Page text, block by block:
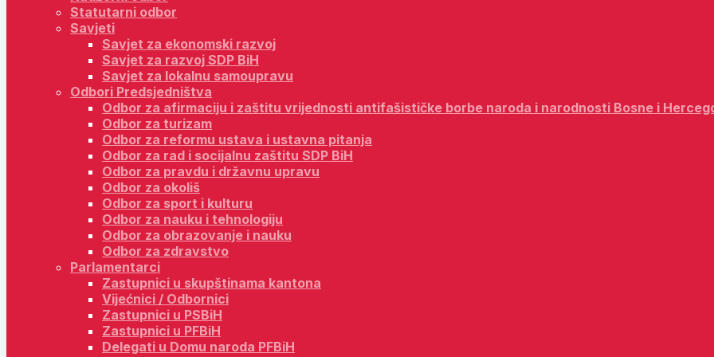
Statutarni odbor
Savjeti
Savjet za ekonomski razvoj
Savjet za razvoj SDP BiH
Savjet za lokalnu samoupravu
Odbori Predsjedništva
Odbor za afirmaciju i zaštitu vrijednosti antifašističke borbe naroda i narodnosti Bosne i
Odbor za turizam
Odbor za reformu ustava i ustavna pitanja
Odbor za rad i socijalnu zaštitu SDP BiH
Odbor za pravdu i državnu upravu
Odbor za okoliš
Odbor za sport i kulturu
Odbor za nauku i tehnologiju
Odbor za obrazovanje i nauku
Odbor za zdravstvo
Parlamentarci
Zastupnici u skupštinama kantona
Vijećnici / Odbornici
Zastupnici u PSBiH
Zastupnici u PFBiH
Delegati u Domu naroda PFBiH